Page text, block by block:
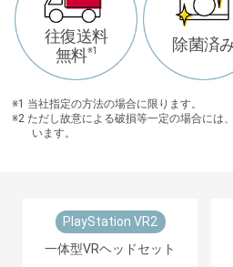
往復送料
無料※1 除菌済
※1 当社指定の方法の場合に限ります。
※2 ただし故意による破損等一定の場合には
います。
HTC VIVE XR Elite
オールインワン